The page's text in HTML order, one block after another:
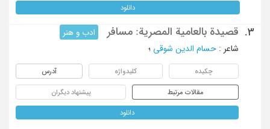
دانلود
3. قصیدة بالعامیة المصریة: مسافر
ادب و هنر
شاعر : حسام الدین شوقی ؛
چکیده کلیدواژه آدرس
مقالات مرتبط پیشنهاد دیگران
دانلود